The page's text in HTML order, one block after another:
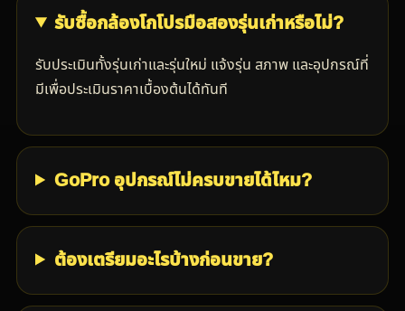
รับซื้อกล้องโกโปรมือสองรุ่นเก่าหรือไม่?
รับประเมินทั้งรุ่นเก่าและรุ่นใหม่ แจ้งรุ่น สภาพ และอุปกรณ์ที่
มีเพื่อประเมินราคาเบื้องต้นได้ทันที
GoPro อุปกรณ์ไม่ครบขายได้ไหม?
ต้องเตรียมอะไรบ้างก่อนขาย?